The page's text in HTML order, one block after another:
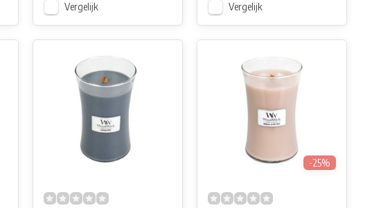
Vergelijk Vergelijk
-25%